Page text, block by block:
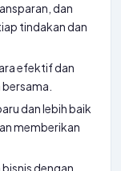
dan
tindakan dan
efektif dan
dan lebih baik
memberikan
dengan